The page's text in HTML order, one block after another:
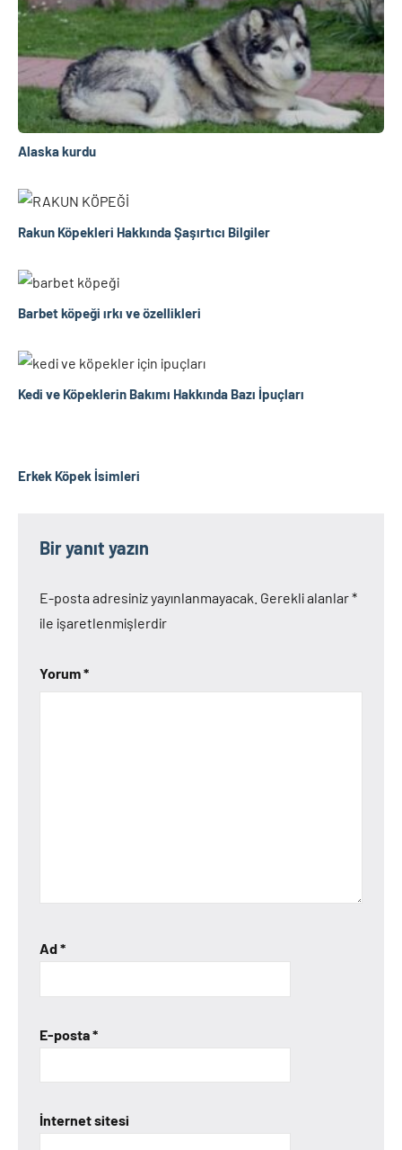
Alaska kurdu
Rakun Köpekleri Hakkında Şaşırtıcı Bilgiler
Barbet köpeği ırkı ve özellikleri
Kedi ve Köpeklerin Bakımı Hakkında Bazı İpuçları
Erkek Köpek İsimleri
Bir yanıt yazın
E-posta adresiniz yayınlanmayacak. Gerekli alanlar*
ile işaretlenmişlerdir
Yorum*
Ad*
E-posta*
İnternet sitesi